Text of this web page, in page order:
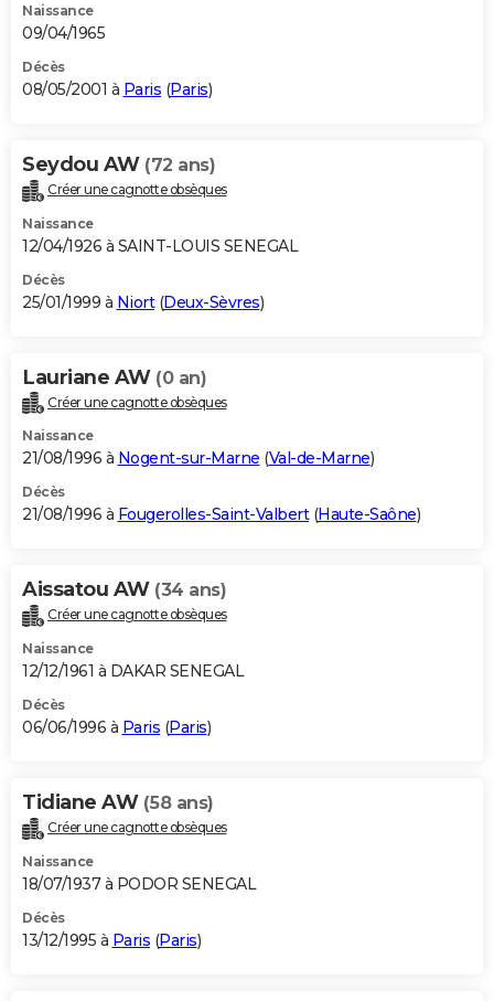
Naissance
09/04/1965
Décès
08/05/2001 à Paris (Paris)
Seydou AW (72 ans)
Créer une cagnotte obsèques
Naissance
12/04/1926 à SAINT-LOUIS SENEGAL
Décès
25/01/1999 à Niort(Deux-Sèvres)
Lauriane AW (0 an)
Créer une cagnotte obsèques
Naissance
21/08/1996 à Nogent-sur-Marne (Val-de-Marne)
Décès
21/08/1996 à Fougerolles-Saint-Valbert(Haute-Saône)
Aissatou AW (34 ans)
Créer une cagnotte obsèques
Naissance
12/12/1961 à DAKAR SENEGAL
Décès
06/06/1996 à Paris (Paris)
Tidiane AW (58 ans)
Créer une cagnotte obsèques
Naissance
18/07/1937 à PODOR SENEGAL
Décès
13/12/1995 à Paris (Paris)